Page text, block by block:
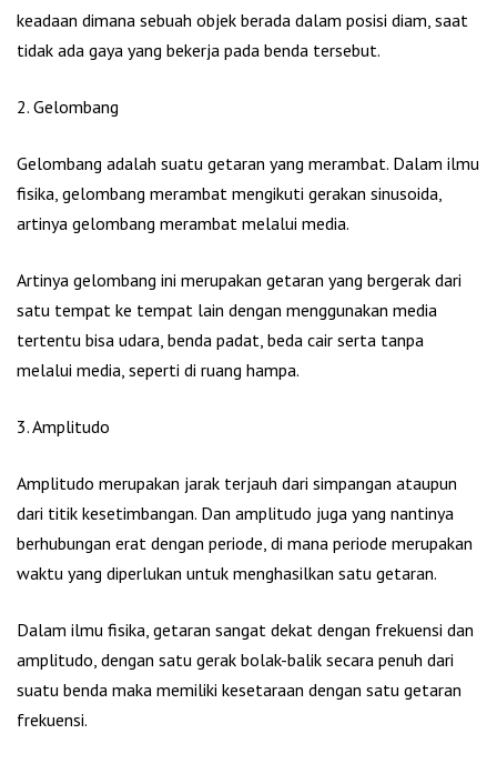
keadaan dimana sebuah objek berada dalam posisi diam, saat
tidak ada gaya yang bekerja pada benda tersebut.
2. Gelombang
Gelombang adalah suatu getaran yang merambat. Dalam ilmu
fisika, gelombang merambat mengikuti gerakan sinusoida,
artinya gelombang merambat melalui media.
Artinya gelombang ini merupakan getaran yang bergerak dari
satu tempat ke tempat lain dengan menggunakan media
tertentu bisa udara, benda padat, beda cair serta tanpa
melalui media, seperti di ruang hampa.
3. Amplitudo
Amplitudo merupakan jarak terjauh dari simpangan ataupun
dari titik kesetimbangan. Dan amplitudo juga yang nantinya
berhubungan erat dengan periode, di mana periode merupakan
waktu yang diperlukan untuk menghasilkan satu getaran.
Dalam ilmu fisika, getaran sangat dekat dengan frekuensi dan
amplitudo, dengan satu gerak bolak-balik secara penuh dari
suatu benda maka memiliki kesetaraan dengan satu getaran
frekuensi.